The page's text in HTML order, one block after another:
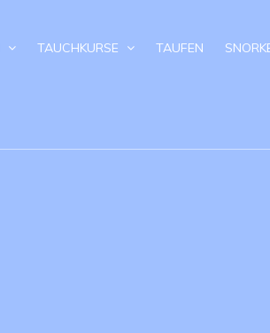
TAUCHKURSE TAUFEN